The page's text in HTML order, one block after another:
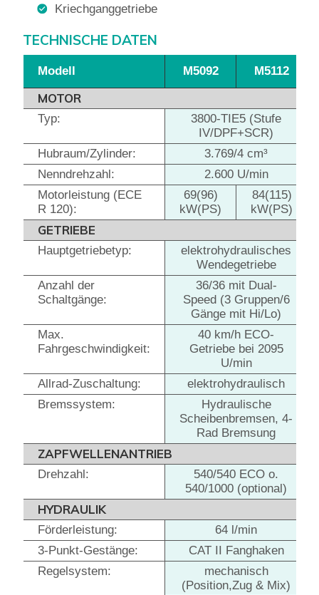
Kriechganggetriebe
TECHNISCHE DATEN
Modell M5092 M5112
MOTOR
Typ:
3800-TIE5 (Stufe
IV/DPF+SCR)
Hubraum/Zylinder:
3.769/4 cm³
Nenndrehzahl:
2.600 U/min
Motorleistung (ECE
R 120):
69(96)
kW(PS)
84(115)
kW(PS)
GETRIEBE
Hauptgetriebetyp:
elektrohydraulisches
Wendegetriebe
Anzahl der
Schaltgänge:
36/36 mit Dual-
Speed (3 Gruppen/6
Gänge mit Hi/Lo)
Max.
Fahrgeschwindigkeit:
40 km/h ECO-
Getriebe bei 2095
U/min
Allrad-Zuschaltung:
elektrohydraulisch
Bremssystem:
Hydraulische
Scheibenbremsen, 4-
Rad Bremsung
ZAPFWELLENANTRIEB
Drehzahl:
540/540 ECO o.
540/1000 (optional)
HYDRAULIK
Förderleistung:
64 l/min
3-Punkt-Gestänge:
CAT II Fanghaken
Regelsystem:
mechanisch
(Position,Zug & Mix)